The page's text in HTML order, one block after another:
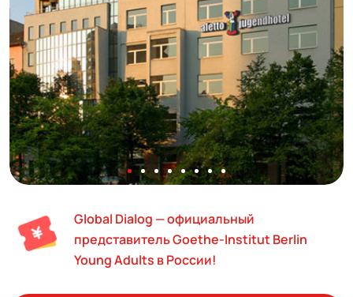
Global Dialog — официальный
представитель Goethe-Institut Berlin
Young Adults в России!